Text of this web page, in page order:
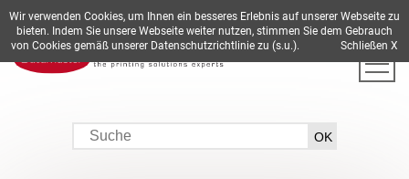
DE EN ES FR IT
Wir verwenden Cookies, um Ihnen ein besseres Erlebnis auf unserer Webseite zu
bieten. Indem Sie unsere Webseite weiter nutzen, stimmen Sie dem Gebrauch
von Cookies gemäß unserer Datenschutzrichtlinie zu (s.u.). Schließen X